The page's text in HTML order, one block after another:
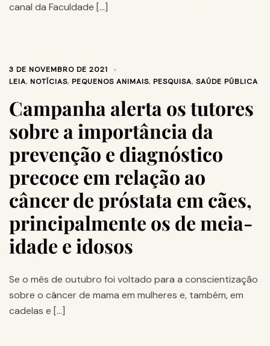
canal da Faculdade […]
3 DE NOVEMBRO DE 2021
LEIA, NOTÍCIAS, PEQUENOS ANIMAIS, PESQUISA, SAÚDE PÚBLICA
Campanha alerta os tutores
sobre a importância da
prevenção e diagnóstico
precoce em relação ao
câncer de próstata em cães,
principalmente os de meia-
idade e idosos
Se o mês de outubro foi voltado para a conscientização
sobre o câncer de mama em mulheres e, também, em
cadelas e […]